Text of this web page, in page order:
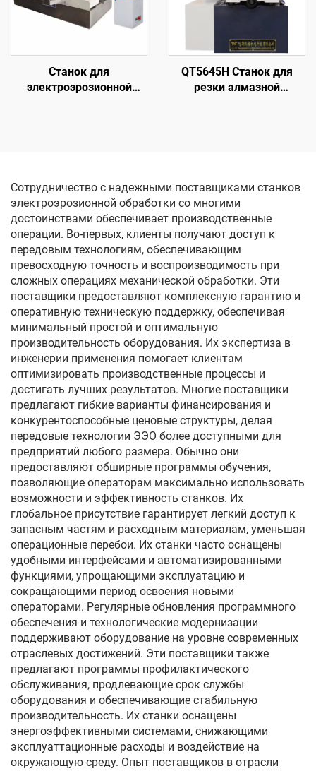
Станок для
электроэрозионной
QT5645H Станок для
резки алмазной
Сотрудничество с надежными поставщиками станков
электроэрозионной обработки со многими
достоинствами обеспечивает производственные
операции. Во-первых, клиенты получают доступ к
передовым технологиям, обеспечивающим
превосходную точность и воспроизводимость при
сложных операциях механической обработки. Эти
поставщики предоставляют комплексную гарантию и
оперативную техническую поддержку, обеспечивая
минимальный простой и оптимальную
производительность оборудования. Их экспертиза в
инженерии применения помогает клиентам
оптимизировать производственные процессы и
достигать лучших результатов. Многие поставщики
предлагают гибкие варианты финансирования и
конкурентоспособные ценовые структуры, делая
передовые технологии ЭЭО более доступными для
предприятий любого размера. Обычно они
предоставляют обширные программы обучения,
позволяющие операторам максимально использовать
возможности и эффективность станков. Их
глобальное присутствие гарантирует легкий доступ к
запасным частям и расходным материалам, уменьшая
операционные перебои. Их станки часто оснащены
удобными интерфейсами и автоматизированными
функциями, упрощающими эксплуатацию и
сокращающими период освоения новыми
операторами. Регулярные обновления программного
обеспечения и технологические модернизации
поддерживают оборудование на уровне современных
отраслевых достижений. Эти поставщики также
предлагают программы профилактического
обслуживания, продлевающие срок службы
оборудования и обеспечивающие стабильную
производительность. Их станки оснащены
энергоэффективными системами, снижающими
эксплуаттационные расходы и воздействие на
окружающую среду. Опыт поставщиков в отрасли